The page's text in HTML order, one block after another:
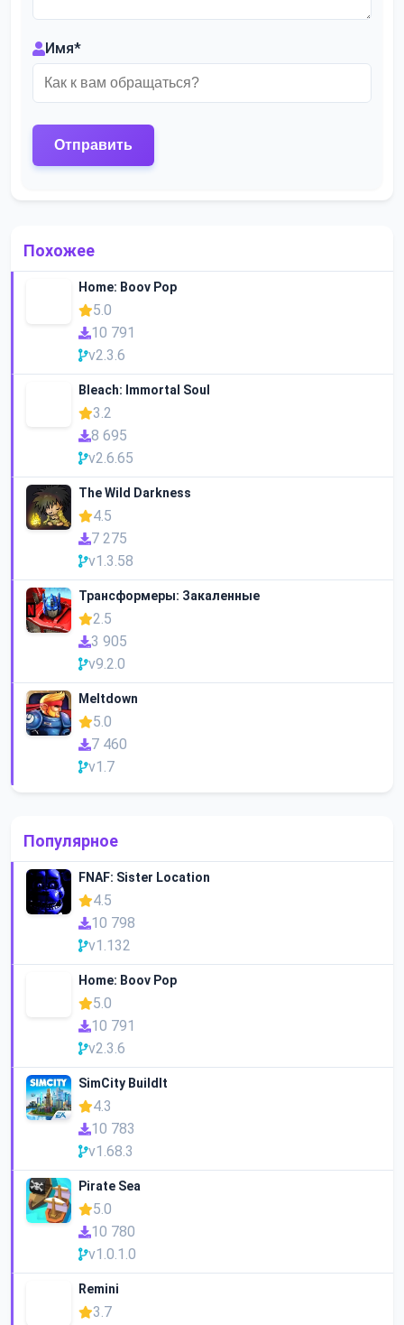
Имя*
Похожее
Home: Boov Pop
5.0
10 791
v2.3.6
Bleach: Immortal Soul
3.2
8 695
v2.6.65
The Wild Darkness
4.5
7 275
v1.3.58
Трансформеры: Закаленные
2.5
3 905
v9.2.0
Meltdown
5.0
7 460
v1.7
Популярное
FNAF: Sister Location
4.5
10 798
v1.132
Home: Boov Pop
5.0
10 791
v2.3.6
SimCity BuildIt
4.3
10 783
v1.68.3
Pirate Sea
5.0
10 780
v1.0.1.0
Remini
3.7